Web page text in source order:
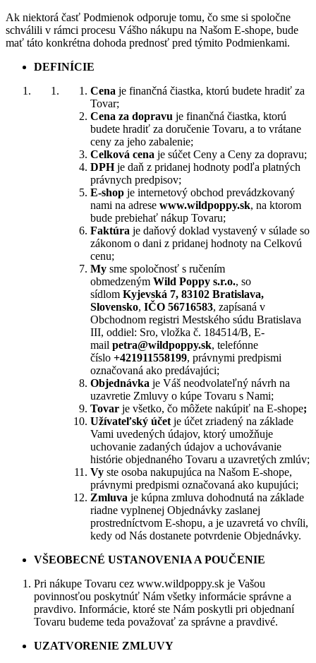
Ak niektorá časť Podmienok odporuje tomu, čo sme si spoločne
schválili v rámci procesu Vášho nákupu na Našom E-shope, bude
mať táto konkrétna dohoda prednosť pred týmito Podmienkami.
DEFINÍCIE
Cena je finančná čiastka, ktorú budete hradiť za
Tovar;
Cena za dopravu je finančná čiastka, ktorú
budete hradiť za doručenie Tovaru, a to vrátane
ceny za jeho zabalenie;
Celková cena je súčet Ceny a Ceny za dopravu;
DPHje daň z pridanej hodnoty podľa platných
právnych predpisov;
E-shop je internetový obchod prevádzkovaný
nami na adrese www.wildpoppy.sk, na ktorom
bude prebiehať nákup Tovaru;
Faktúra je daňový doklad vystavený v súlade so
zákonom o dani z pridanej hodnoty na Celkovú
cenu;
My sme spoločnosť s ručením
obmedzeným Wild Poppy s.r.o., so
sídlom Kyjevská 7, 83102 Bratislava,
Slovensko, IČO 56716583, zapísaná v
Obchodnom registri Mestského súdu Bratislava
III, oddiel: Sro, vložka č. 184514/B, E-
mail petra@wildpoppy.sk, telefónne
číslo +421911558199, právnymi predpismi
označovaná ako predávajúci;
Objednávka je Váš neodvolateľný návrh na
uzavretie Zmluvy o kúpe Tovaru s Nami;
Tovar je všetko, čo môžete nakúpiť na E-shope;
Užívateľský účet je účet zriadený na základe
Vami uvedených údajov, ktorý umožňuje
uchovanie zadaných údajov a uchovávanie
histórie objednaného Tovaru a uzavretých zmlúv;
Vy ste osoba nakupujúca na Našom E-shope,
právnymi predpismi označovaná ako kupujúci;
Zmluva je kúpna zmluva dohodnutá na základe
riadne vyplnenej Objednávky zaslanej
prostredníctvom E-shopu, a je uzavretá vo chvíli,
kedy od Nás dostanete potvrdenie Objednávky.
VŠEOBECNÉ USTANOVENIA A POUČENIE
Pri nákupe Tovaru cez www.wildpoppy.sk je Vašou
povinnosťou poskytnúť Nám všetky informácie správne a
pravdivo. Informácie, ktoré ste Nám poskytli pri objednaní
Tovaru budeme teda považovať za správne a pravdivé.
UZATVORENIE ZMLUVY